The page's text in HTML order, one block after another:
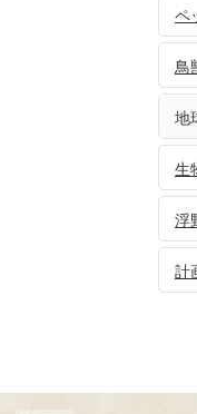
ペ
鳥
地
生
浮
計